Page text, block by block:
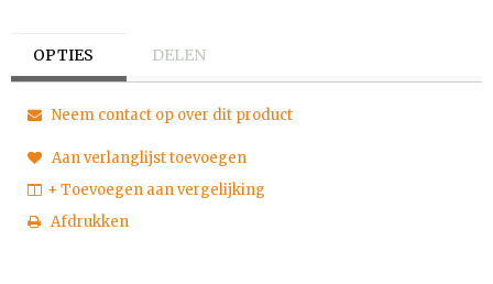
OPTIES DELEN
Neem contact op over dit product
Aan verlanglijst toevoegen
+ Toevoegen aan vergelijking
Afdrukken